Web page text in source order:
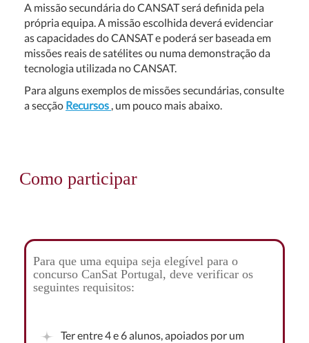
A missão secundária do CANSAT será definida pela
própria equipa. A missão escolhida deverá evidenciar
as capacidades do CANSAT e poderá ser baseada em
missões reais de satélites ou numa demonstração da
tecnologia utilizada no CANSAT.
Para alguns exemplos de missões secundárias, consulte
a secção Recursos , um pouco mais abaixo.
Como participar
Para que uma equipa seja elegível para o
concurso CanSat Portugal, deve verificar os
seguintes requisitos:
Ter entre 4 e 6 alunos, apoiados por um